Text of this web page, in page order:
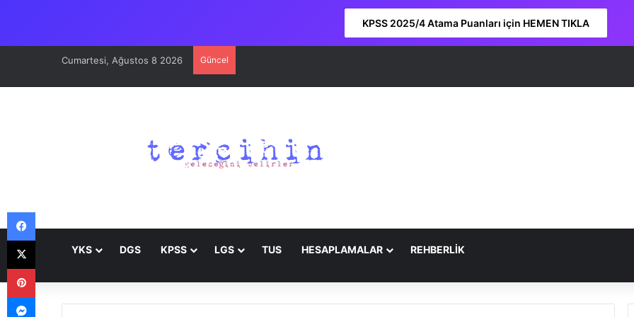
KPSS 2025/4 Atama Puanları için HEMEN TIKLA
Cumartesi, Ağustos 8 2026 Güncel
YKS DGS KPSS LGS TUS HESAPLAMALAR REHBERLİK